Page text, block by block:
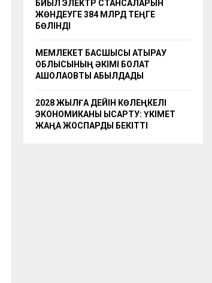
БИЫЛ ЭЛЕКТР СТАНСАЛАРЫН
ЖӨНДЕУГЕ 384 МЛРД ТЕҢГЕ
БӨЛІНДІ
МЕМЛЕКЕТ БАСШЫСЫ АТЫРАУ
ОБЛЫСЫНЫҢ ӘКІМІ БОЛАТ
АҚШОЛАҚОВТЫ ҚАБЫЛДАДЫ
2028 ЖЫЛҒА ДЕЙІН КӨЛЕҢКЕЛІ
ЭКОНОМИКАНЫ ҚЫСҚАРТУ: ҮКІМЕТ
ЖАҢА ЖОСПАРДЫ БЕКІТТІ